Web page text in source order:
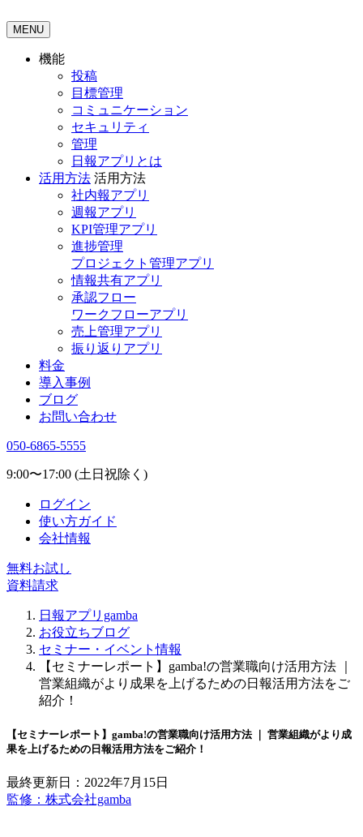
MENU
機能
投稿
目標管理
コミュニケーション
セキュリティ
管理
日報アプリとは
活用方法 活用方法
社内報アプリ
週報アプリ
KPI管理アプリ
進捗管理
プロジェクト管理アプリ
情報共有アプリ
承認フロー
ワークフローアプリ
売上管理アプリ
振り返りアプリ
料金
導入事例
ブログ
お問い合わせ
050-6865-5555
9:00〜17:00 (土日祝除く)
ログイン
使い方ガイド
会社情報
無料お試し
資料請求
日報アプリgamba
お役立ちブログ
セミナー・イベント情報
【セミナーレポート】gamba!の営業職向け活用方法 ｜
営業組織がより成果を上げるための日報活用方法をご
紹介！
【セミナーレポート】gamba!の営業職向け活用方法 ｜ 営業組織がより成
果を上げるための日報活用方法をご紹介！
最終更新日：2022年7月15日
監修：株式会社gamba